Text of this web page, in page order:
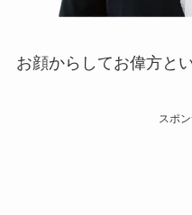
お顔からしてお偉方と
スポ